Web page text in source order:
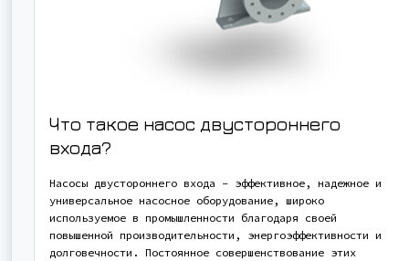
Что такое насос двустороннего
входа?
Насосы двустороннего входа - эффективное, надежное и
универсальное насосное оборудование, широко
используемое в промышленности благодаря своей
повышенной производительности, энергоэффективности и
долговечности. Постоянное совершенствование этих